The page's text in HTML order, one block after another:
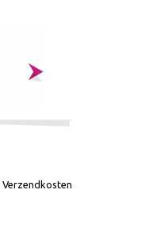
Verzendkosten